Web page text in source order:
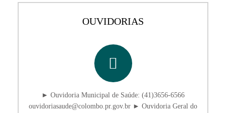
OUVIDORIAS
► Ouvidoria Municipal de Saúde: (41)3656-6566
ouvidoriasaude@colombo.pr.gov.br ► Ouvidoria Geral do